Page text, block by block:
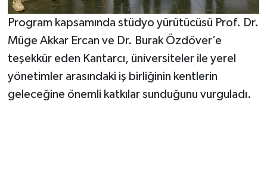
Program kapsamında stüdyo yürütücüsü Prof. Dr.
Müge Akkar Ercan ve Dr. Burak Özdöver’e
teşekkür eden Kantarcı, üniversiteler ile yerel
yönetimler arasındaki iş birliğinin kentlerin
geleceğine önemli katkılar sunduğunu vurguladı.